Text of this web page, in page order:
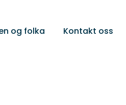
og folka Kontakt oss